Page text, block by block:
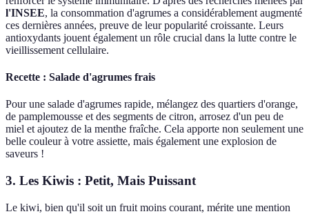
l'INSEE, la consommation d'agrumes a considérablement augmenté
ces dernières années, preuve de leur popularité croissante. Leurs
antioxydants jouent également un rôle crucial dans la lutte contre le
vieillissement cellulaire.
Recette : Salade d'agrumes frais
Pour une salade d'agrumes rapide, mélangez des quartiers d'orange,
de pamplemousse et des segments de citron, arrosez d'un peu de
miel et ajoutez de la menthe fraîche. Cela apporte non seulement une
belle couleur à votre assiette, mais également une explosion de
saveurs !
3. Les Kiwis : Petit, Mais Puissant
Le kiwi, bien qu'il soit un fruit moins courant, mérite une mention